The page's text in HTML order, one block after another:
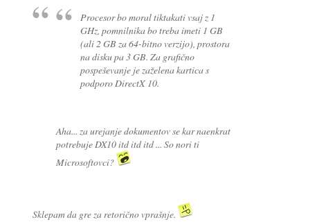
Procesor bo moral tiktakati vsaj z 1
GHz, pomnilnika bo treba imeti 1 GB
(ali 2 GB za 64-bitno verzijo), prostora
na disku pa 3 GB. Za grafično
pospeševanje je zaželena kartica s
podporo DirectX 10.
Aha... za urejanje dokumentov se kar naenkrat
potrebuje DX10 itd itd itd ... So nori ti
Microsoftovci?
Sklepam da gre za retorično vprašnje.